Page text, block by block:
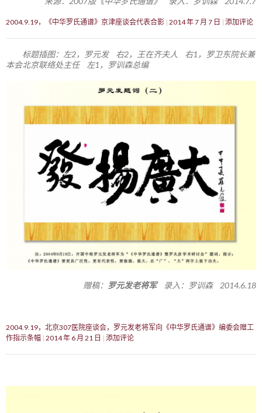
2004.9.19，《中华罗氏通谱》京津座谈会代表合影 2014 年 7 月 7 日 添加评论
标题插图：左2，罗元发 右2，王在齐夫人 右1，罗卫东院长兼
本会北京联络处主任 左1，罗训森总编
赠稿： 罗元发老将军录入：罗训森 2014.6.18
2004.9.19，北京307医院座谈会，罗元发老将军向《中华罗氏通谱》编委会赠工
作指示条幅 2014 年 6 月 21 日 添加评论